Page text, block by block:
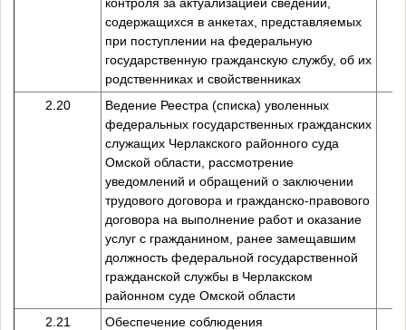
содержащихся в анкетах, представляемых
при поступлении на федеральную
государственную гражданскую службу, об их
родственниках и свойственниках
2.20
Ведение Реестра (списка) уволенных
федеральных государственных гражданских
служащих Черлакского районного суда
Омской области, рассмотрение
уведомлений и обращений о заключении
трудового договора и гражданско-правового
договора на выполнение работ и оказание
услуг с гражданином, ранее замещавшим
должность федеральной государственной
гражданской службы в Черлакском
районном суде Омской области
2.21
Обеспечение соблюдения